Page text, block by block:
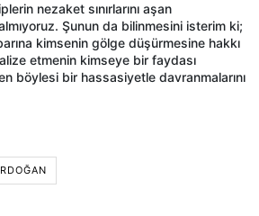
nezaket sınırlarını aşan
Şunun da bilinmesini isterim ki;
kimsenin gölge düşürmesine hakkı
etmenin kimseye bir faydası
böylesi bir hassasiyetle davranmalarını